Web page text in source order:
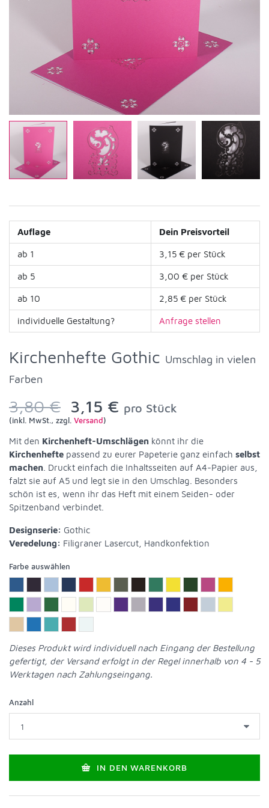
Auflage Dein Preisvorteil
ab 1 3,15 € per Stück
ab 5 3,00 € per Stück
ab 10 2,85 € per Stück
individuelle Gestaltung? Anfrage stellen
Kirchenhefte Gothic Umschlag in vielen
Farben
3,80 € 3,15 € pro Stück
(inkl. MwSt., zzgl. Versand)
Mit den Kirchenheft-Umschlägen könnt ihr die
Kirchenhefte passend zu eurer Papeterie ganz einfach selbst
machen . Druckt einfach die Inhaltsseiten auf A4-Papier aus,
falzt sie auf A5 und legt sie in den Umschlag. Besonders
schön ist es, wenn ihr das Heft mit einem Seiden- oder
Spitzenband verbindet.
Designserie: Gothic
Veredelung: Filigraner Lasercut, Handkonfektion
Farbe auswählen
Dieses Produkt wird individuell nach Eingang der Bestellung
gefertigt, der Versand erfolgt in der Regel innerhalb von 4 - 5
Werktagen nach Zahlungseingang.
Anzahl
IN DEN WARENKORB